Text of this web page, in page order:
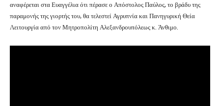
αναφέρεται στα Ευαγγέλια ότι πέρασε ο Απόστολος Παύλος, το βράδυ της
παραμονής της γιορτής του, θα τελεστεί Αγρυπνία και Πανηγυρική Θεία
Λειτουργία από τον Μητροπολίτη Αλεξανδρουπόλεως κ. Άνθιμο.